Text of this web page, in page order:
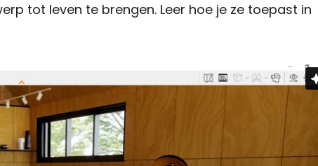
tot leven te brengen. Leer hoe je ze toepast in